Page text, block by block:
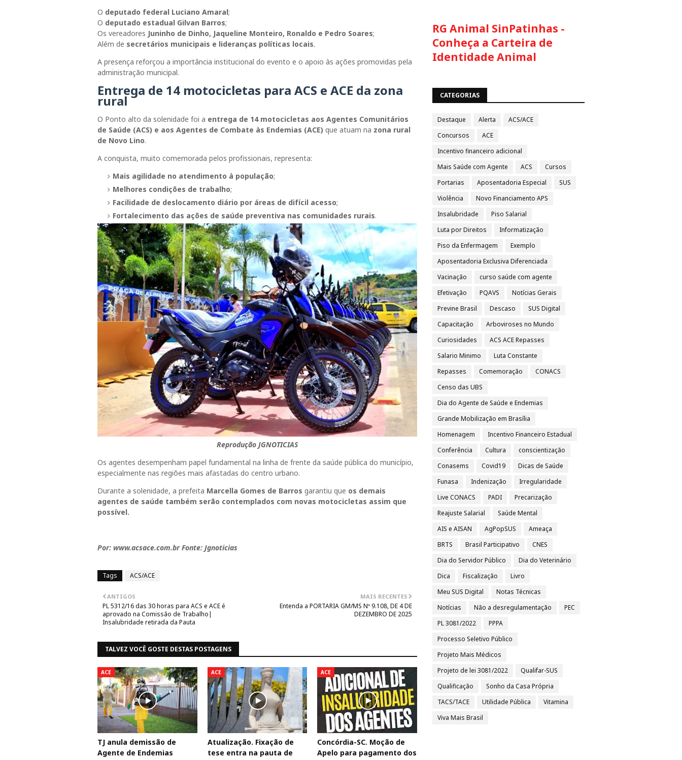
O deputado federal Luciano Amaral;
O deputado estadual Gilvan Barros;
Os vereadores Juninho de Dinho, Jaqueline Monteiro, Ronaldo e Pedro Soares;
Além de secretários municipais e lideranças políticas locais.
A presença reforçou a importância institucional do evento e o apoio às ações promovidas pela
administração municipal.
Entrega de 14 motocicletas para ACS e ACE da zona
rural
O Ponto alto da solenidade foi a entrega de 14 motocicletas aos Agentes Comunitários
de Saúde (ACS) e aos Agentes de Combate às Endemias (ACE) que atuam na zona rural
de Novo Lino.
A conquista, muito comemorada pelos profissionais, representa:
Mais agilidade no atendimento à população;
Melhores condições de trabalho;
Facilidade de deslocamento diário por áreas de difícil acesso;
Fortalecimento das ações de saúde preventiva nas comunidades rurais.
Reprodução JGNOTICIAS
Os agentes desempenham papel fundamental na linha de frente da saúde pública do município,
especialmente nas regiões mais afastadas do centro urbano.
Durante a solenidade, a prefeita Marcella Gomes de Barros garantiu que os demais
agentes de saúde também serão contemplados com novas motocicletas assim que
possível.
Por: www.acsace.com.br Fonte: Jgnoticias
Tags ACS/ACE
MAIS RECENTES
Entenda a PORTARIA GM/MS Nº 9.108, DE 4 DE
DEZEMBRO DE 2025
ANTIGOS
PL 5312/16 das 30 horas para ACS e ACE é
aprovado na Comissão de Trabalho|
Insalubridade retirada da Pauta
TALVEZ VOCÊ GOSTE DESTAS POSTAGENS
ACE
TJ anula demissão de
Agente de Endemias
ACE
Atualização. Fixação de
tese entra na pauta de
ACE
Concórdia-SC. Moção de
Apelo para pagamento dos
RG Animal SinPatinhas -
Conheça a Carteira de
Identidade Animal
CATEGORIAS
Destaque Alerta
ACS/ACE
Concursos
ACE
Incentivo financeiro adicional
Mais Saúde com Agente
ACS
Cursos
Portarias
Aposentadoria Especial
SUS
Violência
Novo Financiamento APS
Insalubridade
Piso Salarial
Luta por Direitos
Informatização
Piso da Enfermagem
Exemplo
Aposentadoria Exclusiva Diferenciada
Vacinação
curso saúde com agente
Efetivação
PQAVS
Notícias Gerais
Previne Brasil
Descaso
SUS Digital
Capacitação
Arboviroses no Mundo
Curiosidades
ACS ACE Repasses
Salario Minimo
Luta Constante
Repasses
Comemoração
CONACS
Censo das UBS
Dia do Agente de Saúde e Endemias
Grande Mobilização em Brasília
Homenagem
Incentivo Financeiro Estadual
Conferência
Cultura
conscientização
Conasems
Covid19
Dicas de Saúde
Funasa
Indenização
Irregularidade
Live CONACS
PADI
Precarização
Reajuste Salarial
Saúde Mental
AIS e AISAN
AgPopSUS
Ameaça
BRTS
Brasil Participativo
CNES
Dia do Servidor Público
Dia do Veterinário
Dica
Fiscalização
Livro
Meu SUS Digital
Notas Técnicas
Notícias
Não a desregulamentação
PEC
PL 3081/2022
PPPA
Processo Seletivo Público
Projeto Mais Médicos
Projeto de lei 3081/2022
Qualifar-SUS
Qualificação
Sonho da Casa Própria
TACS/TACE
Utilidade Pública
Vitamina
Viva Mais Brasil